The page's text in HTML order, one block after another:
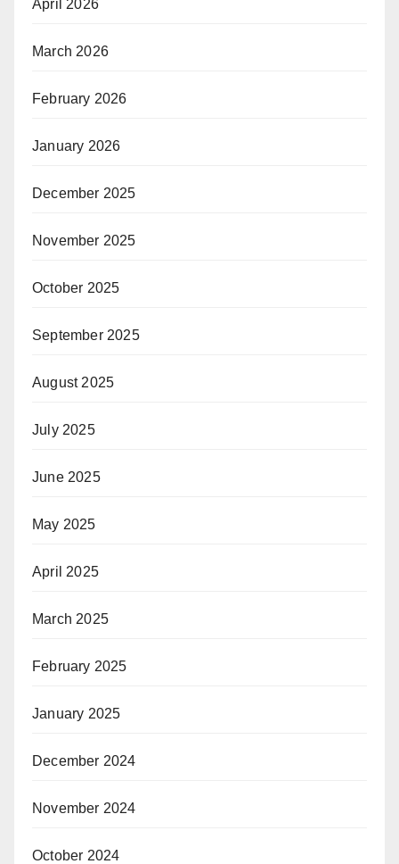
April 2026
March 2026
February 2026
January 2026
December 2025
November 2025
October 2025
September 2025
August 2025
July 2025
June 2025
May 2025
April 2025
March 2025
February 2025
January 2025
December 2024
November 2024
October 2024